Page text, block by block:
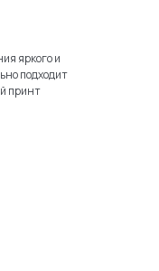
яркого и
подходит
принт